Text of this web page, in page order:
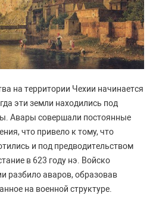
на территории Чехии начинается
эти земли находились под
Авары совершали постоянные
что привело к тому, что
и под предводительством
в 623 году нэ. Войско
разбило аваров, образовав
на военной структуре.